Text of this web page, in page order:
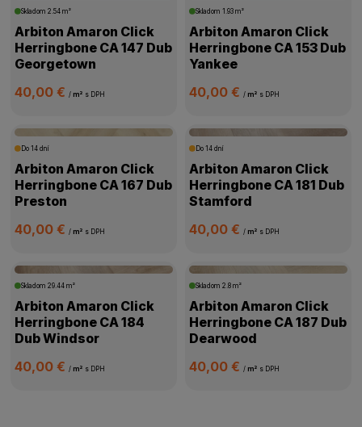
Skladom2.54 m²
Arbiton Amaron Click
Herringbone CA 147 Dub
Georgetown
40,00 €/ m² s DPH
Skladom 1.93 m²
Arbiton Amaron Click
Herringbone CA 153 Dub
Yankee
40,00 € / m² s DPH
Do 14 dní
Arbiton Amaron Click
Herringbone CA 167 Dub
Preston
40,00 €/ m² s DPH
Do 14 dní
Arbiton Amaron Click
Herringbone CA 181 Dub
Stamford
40,00 € / m² s DPH
Skladom29.44 m²
Arbiton Amaron Click
Herringbone CA 184
Dub Windsor
40,00 €/ m² s DPH
Skladom 2.8 m²
Arbiton Amaron Click
Herringbone CA 187 Dub
Dearwood
40,00 € / m² s DPH